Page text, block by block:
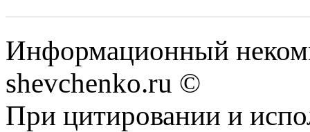
Информационный
shevchenko.ru ©
При цитировании и